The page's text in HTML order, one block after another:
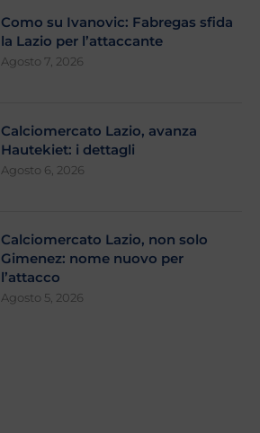
Como su Ivanovic: Fabregas sfida
la Lazio per l’attaccante
Agosto 7, 2026
Calciomercato Lazio, avanza
Hautekiet: i dettagli
Agosto 6, 2026
Calciomercato Lazio, non solo
Gimenez: nome nuovo per
l’attacco
Agosto 5, 2026